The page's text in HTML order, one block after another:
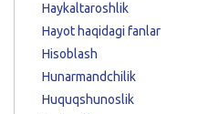
Haykaltaroshlik
Hayot haqidagi fanlar
Hisoblash
Hunarmandchilik
Huquqshunoslik